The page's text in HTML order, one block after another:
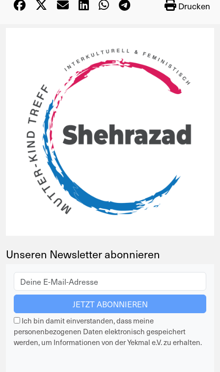
Drucken
Unseren Newsletter abonnieren
Ich bin damit einverstanden, dass meine
personenbezogenen Daten elektronisch gespeichert
werden, um Informationen von der Yekmal e.V. zu erhalten.